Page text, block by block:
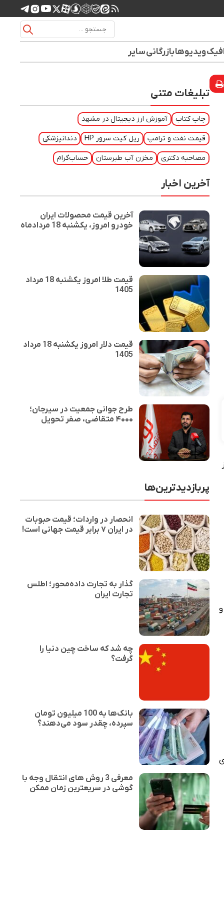
ویدیوهابازرگانیسایر
تبلیغات متنی
چاپ کتاب آموزش ارز دیجیتال در مشهد
قیمت نفت و ترامپ ریل کیت سرور HP دندانپزشکی
مصاحبه دکتری مخزن آب طبرستان حساب‌گرام
آخرین اخبار
آخرین قیمت محصولات ایران
خودرو امروز، یکشنبه 18 مردادماه
قیمت طلا امروز یکشنبه 18 مرداد
1405
قیمت دلار امروز یکشنبه 18 مرداد
1405
طرح جوانی جمعیت در سیرجان؛
۴۰۰۰ متقاضی، صفر تحویل
پربازدیدترین‌ها
انحصار در واردات؛ قیمت حبوبات
در ایران ۷ برابر قیمت جهانی است!
گذار به تجارت داده‌محور؛ اطلس
تجارت ایران
چه شد که ساخت چین دنیا را
گرفت؟
بانک‌ها به 100 میلیون تومان
سپرده، چقدر سود می‌دهند؟
معرفی 3 روش های انتقال وجه با
گوشی در سریعترین زمان ممکن